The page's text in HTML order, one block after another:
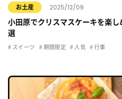
お土産 2025/12/09
小田原でクリスマスケーキを楽
選
スイーツ 期間限定 人気 行事